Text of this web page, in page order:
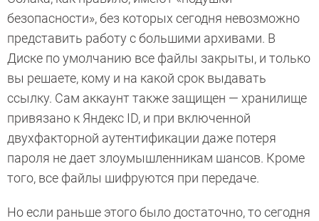
безопасности», без которых сегодня невозможно
представить работу с большими архивами. В
Диске по умолчанию все файлы закрыты, и только
вы решаете, кому и на какой срок выдавать
ссылку. Сам аккаунт также защищен — хранилище
привязано к Яндекс ID, и при включенной
двухфакторной аутентификации даже потеря
пароля не дает злоумышленникам шансов. Кроме
того, все файлы шифруются при передаче.
Но если раньше этого было достаточно, то сегодня